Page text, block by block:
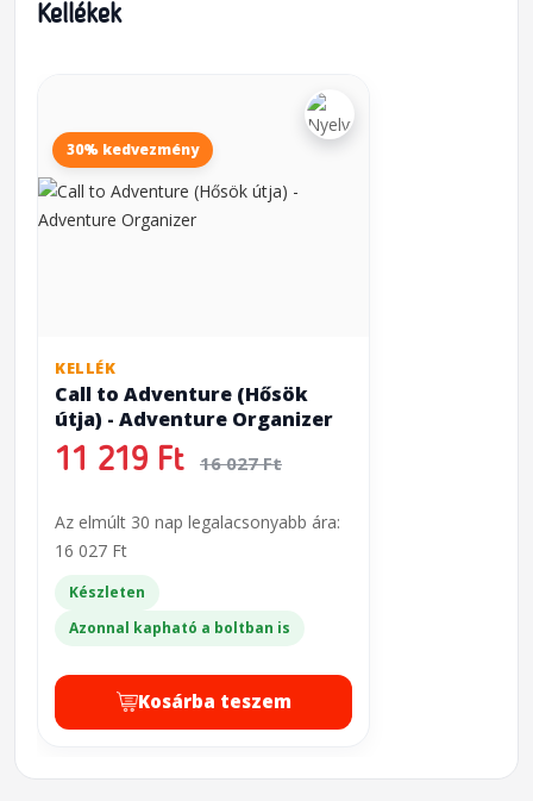
Kellékek
30% kedvezmény
KELLÉK
Call to Adventure (Hősök
útja) - Adventure Organizer
11 219 Ft 16 027 Ft
Az elmúlt 30 nap legalacsonyabb ára:
16 027 Ft
Készleten
Azonnal kapható a boltban is
Kosárba teszem